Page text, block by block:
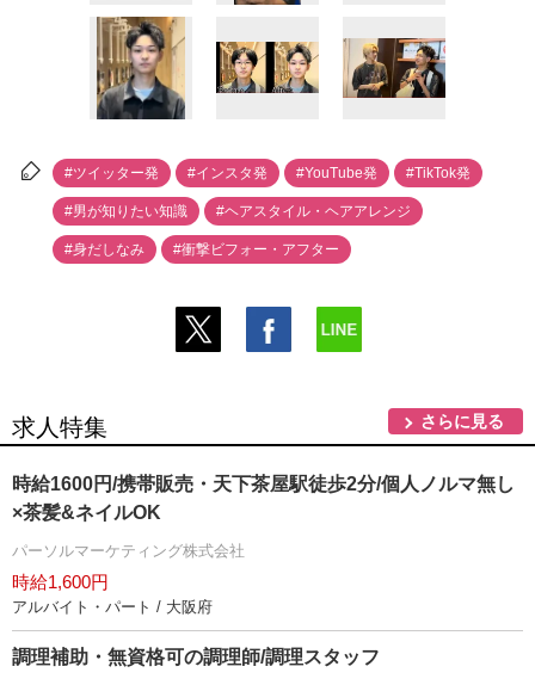
#ツイッター発 #インスタ発 #YouTube発 #TikTok発
#男が知りたい知識 #ヘアスタイル・ヘアアレンジ
#身だしなみ #衝撃ビフォー・アフター
求人特集 さらに見る
時給1600円/携帯販売・天下茶屋駅徒歩2分/個人ノルマ無し
×茶髪&ネイルOK
パーソルマーケティング株式会社
時給1,600円
アルバイト・パート / 大阪府
調理補助・無資格可の調理師/調理スタッフ